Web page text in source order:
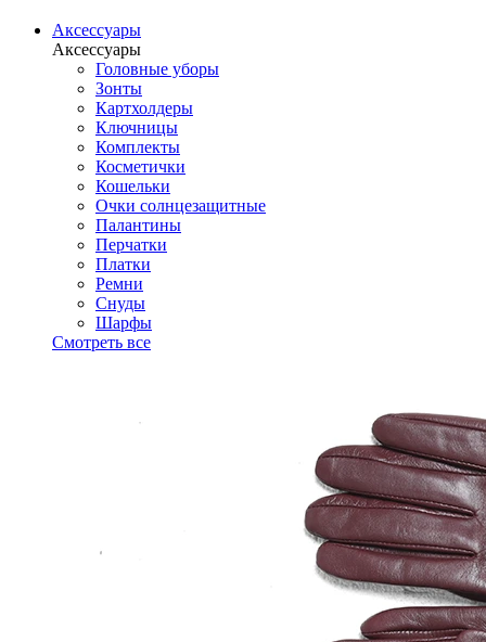
Аксессуары
Аксессуары
Головные уборы
Зонты
Картхолдеры
Ключницы
Комплекты
Косметички
Кошельки
Очки солнцезащитные
Палантины
Перчатки
Платки
Ремни
Снуды
Шарфы
Смотреть все